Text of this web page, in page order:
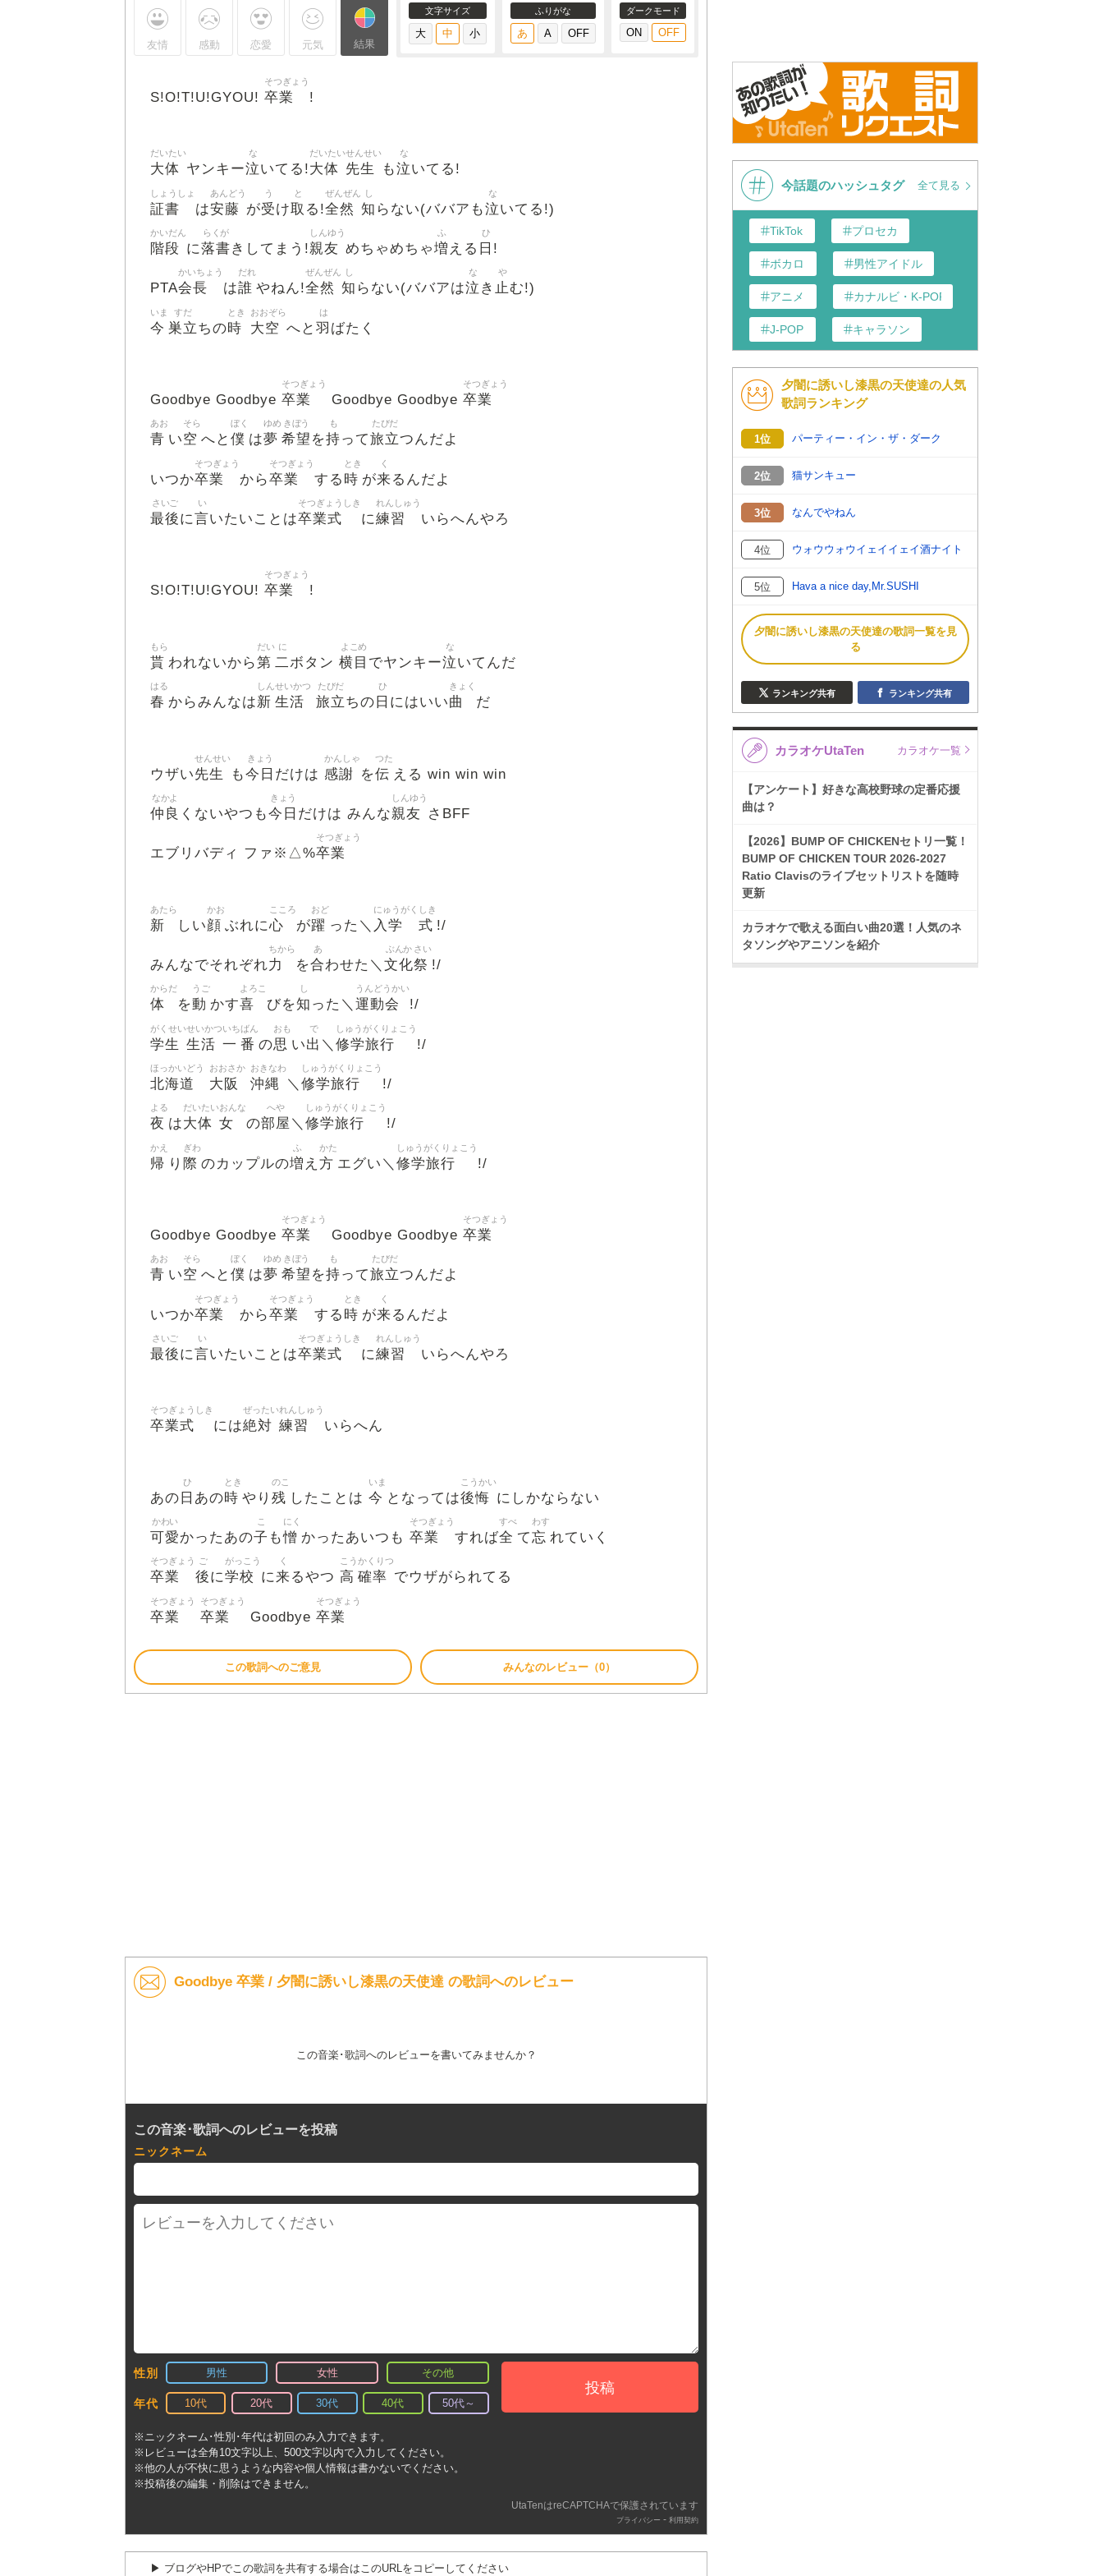
友情 感動 恋愛 元気 結果
文字サイズ ふりがな ダークモード
S!O!T!U!GYOU! 卒業
そつぎょう
!
大体
だいたい
ヤンキー泣
な
いてる!大体
だいたい
先生
せんせい
も泣
な
いてる!
証書
しょうしょ
は安藤
あんどう
が受
う
け取
と
る!全然
ぜんぜん
知
し
らない(ババアも泣
な
いてる!)
階段
かいだん
に落書
らくが
きしてまう!親友
しんゆう
めちゃめちゃ増
ふ
える 日
ひ
!
PTA会長
かいちょう
は誰
だれ
やねん!全然
ぜんぜん
知
し
らない(ババアは泣
な
き 止
や
む!)
今
いま
巣立
すだ
ちの時
とき
大空
おおぞら
へと 羽
は
ばたく
Goodbye Goodbye 卒業
そつぎょう
Goodbye Goodbye 卒業
そつぎょう
青
あお
い空
そら
へと 僕
ぼく
は夢
ゆめ
希望
きぼう
を持
も
って旅立
たびだ
つんだよ
いつか卒業
そつぎょう
から卒業
そつぎょう
する 時
とき
が来
く
るんだよ
最後
さいご
に言
い
いたいことは卒業式
そつぎょうしき
に練習
れんしゅう
いらへんやろ
S!O!T!U!GYOU! 卒業
そつぎょう
!
貰
もら
われないから第
だい
二
に
ボタン 横目
よこめ
でヤンキー泣
な
いてんだ
春
はる
からみんなは新
しん
生活
せいかつ
旅立
たびだ
ちの 日
ひ
にはいい曲
きょく
だ
ウザい先生
せんせい
も今日
きょう
だけは 感謝
かんしゃ
を伝
つた
える win win win
仲良
なかよ
くないやつも今日
きょう
だけは みんな親友
しんゆう
さBFF
エブリバディ ファ※△%卒業
そつぎょう
新
あたら
しい顔
かお
ぶれに心
こころ
が躍
おど
った＼ 入学
にゅうがく
式
しき
!/
みんなでそれぞれ力
ちから
を合
あ
わせた＼ 文化
ぶんか
祭
さい
!/
体
からだ
を動
うご
かす喜
よろこ
びを知
し
った＼ 運動会
うんどうかい
!/
学生
がくせい
生活
せいかつ
一
いち
番
ばん
の思
おも
い出
で
＼ 修学旅行
しゅうがくりょこう
!/
北海道
ほっかいどう
大阪
おおさか
沖縄
おきなわ
＼ 修学旅行
しゅうがくりょこう
!/
夜
よる
は大体
だいたい
女
おんな
の部屋
へや
＼ 修学旅行
しゅうがくりょこう
!/
帰
かえ
り 際
ぎわ
のカップルの増
ふ
え 方
かた
エグい＼ 修学旅行
しゅうがくりょこう
!/
Goodbye Goodbye 卒業
そつぎょう
Goodbye Goodbye 卒業
そつぎょう
青
あお
い空
そら
へと 僕
ぼく
は夢
ゆめ
希望
きぼう
を持
も
って旅立
たびだ
つんだよ
いつか卒業
そつぎょう
から卒業
そつぎょう
する 時
とき
が来
く
るんだよ
最後
さいご
に言
い
いたいことは卒業式
そつぎょうしき
に練習
れんしゅう
いらへんやろ
卒業式
そつぎょうしき
には絶対
ぜったい
練習
れんしゅう
いらへん
あの 日
ひ
あの時
とき
やり 残
のこ
したことは 今
いま
となっては後悔
こうかい
にしかならない
可愛
かわい
かったあの子
こ
も憎
にく
かったあいつも 卒業
そつぎょう
すれば全
すべ
て忘
わす
れていく
卒業
そつぎょう
後
ご
に学校
がっこう
に来
く
るやつ 高
こう
確率
かくりつ
でウザがられてる
卒業
そつぎょう
卒業
そつぎょう
Goodbye 卒業
そつぎょう
この歌詞へのご意見 みんなのレビュー（0）
Goodbye 卒業 / 夕闇に誘いし漆黒の天使達 の歌詞へのレビュー
この音楽･歌詞へのレビューを書いてみませんか？
この音楽･歌詞へのレビューを投稿
ニックネーム
性別 男性 女性 その他
年代 10代 20代 30代 40代 50代～
投稿
※ニックネーム･性別･年代は初回のみ入力できます。
※レビューは全角10文字以上、500文字以内で入力してください。
※他の人が不快に思うような内容や個人情報は書かないでください。
※投稿後の編集・削除はできません。
UtaTenはreCAPTCHAで保護されています
プライバシー - 利用契約
▶︎ ブログやHPでこの歌詞を共有する場合はこのURLをコピーしてください
今話題のハッシュタグ 全て見る
TikTok プロセカ
ボカロ 男性アイドル
アニメ カナルビ・K-POP和訳
J-POP キャラソン
K-POP バンド
演歌・歌謡
夕闇に誘いし漆黒の天使達の人気
歌詞ランキング
1位 パーティー・イン・ザ・ダーク
2位 猫サンキュー
3位 なんでやねん
4位 ウォウウォウイェイイェイ酒ナイト
5位 Hava a nice day,Mr.SUSHI
夕闇に誘いし漆黒の天使達の歌詞一覧を見
る
ランキング共有 ランキング共有
カラオケUtaTen カラオケ一覧
【アンケート】好きな高校野球の定番応援
曲は？
【2026】BUMP OF CHICKENセトリ一覧！
BUMP OF CHICKEN TOUR 2026-2027
Ratio Clavisのライブセットリストを随時
更新
カラオケで歌える面白い曲20選！人気のネ
タソングやアニソンを紹介